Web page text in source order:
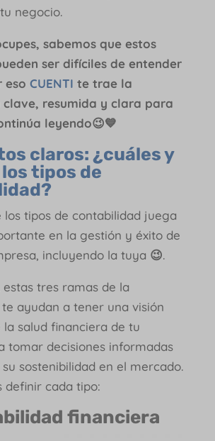
negocio.
sabemos que estos
ser difíciles de entender
eso CUENTI te trae la
resumida y clara para
leyendo😉💙
claros: ¿cuáles y
tipos de
los tipos de contabilidad juega
en la gestión y éxito de
incluyendo la tuya 😉.
estas tres ramas de la
ayudan a tener una visión
salud financiera de tu
tomar decisiones informadas
sostenibilidad en el mercado.
definir cada tipo:
financiera